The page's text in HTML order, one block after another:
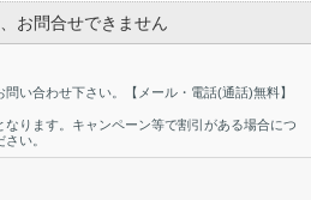
お問合せできません
い合わせ下さい。【メール・電話(通話)無料】
ります。キャンペーン等で割引がある場合につ
い。